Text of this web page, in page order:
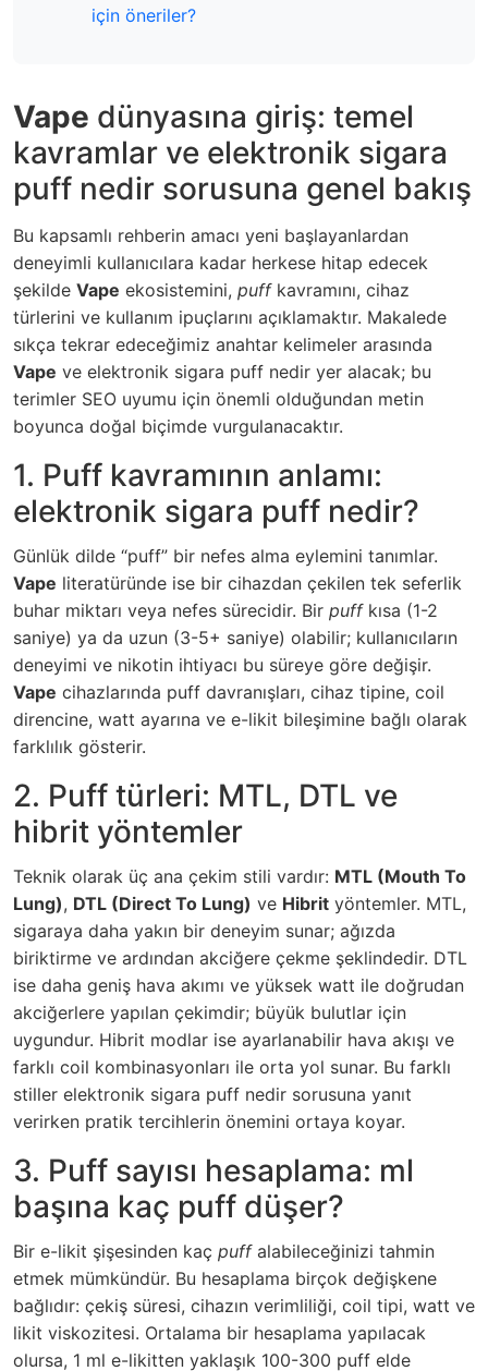
için öneriler?
Vape dünyasına giriş: temel
kavramlar ve elektronik sigara
puff nedir sorusuna genel bakış
Bu kapsamlı rehberin amacı yeni başlayanlardan
deneyimli kullanıcılara kadar herkese hitap edecek
şekilde Vape ekosistemini, puffkavramını, cihaz
türlerini ve kullanım ipuçlarını açıklamaktır. Makalede
sıkça tekrar edeceğimiz anahtar kelimeler arasında
Vape ve elektronik sigara puff nedir yer alacak; bu
terimler SEO uyumu için önemli olduğundan metin
boyunca doğal biçimde vurgulanacaktır.
1. Puff kavramının anlamı:
elektronik sigara puff nedir?
Günlük dilde “puff” bir nefes alma eylemini tanımlar.
Vape literatüründe ise bir cihazdan çekilen tek seferlik
buhar miktarı veya nefes sürecidir. Bir puffkısa (1-2
saniye) ya da uzun (3-5+ saniye) olabilir; kullanıcıların
deneyimi ve nikotin ihtiyacı bu süreye göre değişir.
Vape cihazlarında puff davranışları, cihaz tipine, coil
direncine, watt ayarına ve e-likit bileşimine bağlı olarak
farklılık gösterir.
2. Puff türleri: MTL, DTL ve
hibrit yöntemler
Teknik olarak üç ana çekim stili vardır: MTL (Mouth To
Lung), DTL (Direct To Lung) ve Hibrit yöntemler. MTL,
sigaraya daha yakın bir deneyim sunar; ağızda
biriktirme ve ardından akciğere çekme şeklindedir. DTL
ise daha geniş hava akımı ve yüksek watt ile doğrudan
akciğerlere yapılan çekimdir; büyük bulutlar için
uygundur. Hibrit modlar ise ayarlanabilir hava akışı ve
farklı coil kombinasyonları ile orta yol sunar. Bu farklı
stiller elektronik sigara puff nedir sorusuna yanıt
verirken pratik tercihlerin önemini ortaya koyar.
3. Puff sayısı hesaplama: ml
başına kaç puff düşer?
Bir e-likit şişesinden kaç puffalabileceğinizi tahmin
etmek mümkündür. Bu hesaplama birçok değişkene
bağlıdır: çekiş süresi, cihazın verimliliği, coil tipi, watt ve
likit viskozitesi. Ortalama bir hesaplama yapılacak
olursa, 1 ml e-likitten yaklaşık 100-300 puff elde